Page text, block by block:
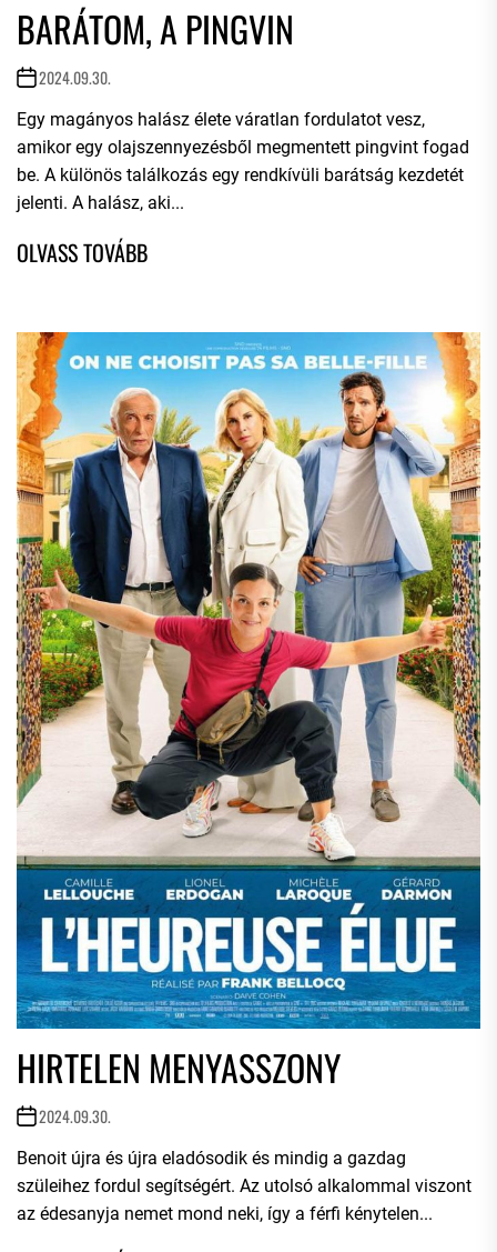
BARÁTOM, A PINGVIN
2024.09.30.
Egy magányos halász élete váratlan fordulatot vesz,
amikor egy olajszennyezésből megmentett pingvint fogad
be. A különös találkozás egy rendkívüli barátság kezdetét
jelenti. A halász, aki...
HIRTELEN MENYASSZONY
2024.09.30.
Benoit újra és újra eladósodik és mindig a gazdag
szüleihez fordul segítségért. Az utolsó alkalommal viszont
az édesanyja nemet mond neki, így a férfi kénytelen...